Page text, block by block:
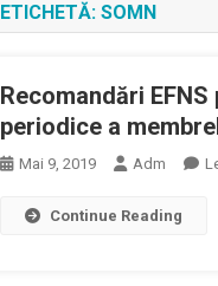
ETICHETĂ: SOMN
Recomandări
periodice a
Mai 9, 2019 Adm
Continue Reading